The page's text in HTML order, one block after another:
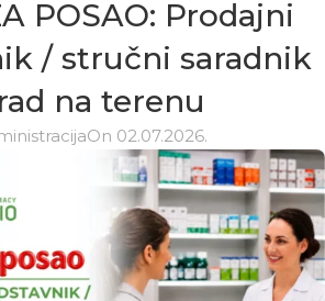
POSAO: Prodajni
/ stručni saradnik
na terenu
On 02.07.2026.